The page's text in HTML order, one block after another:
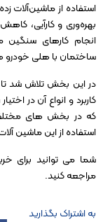
استفاده از ماشین‌آلات
بهره‌وری و کارآیی،
انجام کارهای سنگین
ساختمان با هلی خودرو
در این بخش تلاش شد تا
کاربرد و انواع آن در
که در بخش های
استفاده از این ماشین
شما می توانید برای
مراجعه کنید.
به اشتراک بگذارید